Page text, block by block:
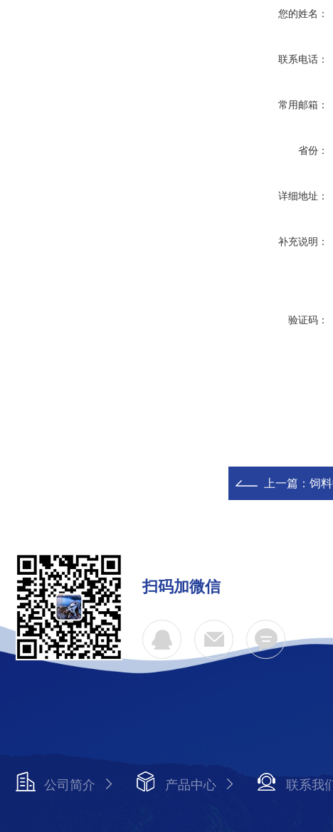
您的姓名：
联系电话：
常用邮箱：
省份：
详细地址：
补充说明：
验证码：
上一篇： 饲
扫码加微信
公司简介 产品中心 联系我